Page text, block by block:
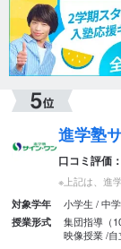
進学塾
口コミ評価：
※上記は、進
対象学年 小学生 中
授業形式 集団指導（
映像授業 自